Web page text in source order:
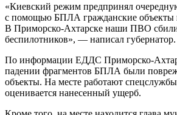
«Киевский режим предпринял
с помощью БПЛА гражданские объекты
В Приморско-Ахтарске наши ПВО сбили
беспилотников», — написал губернатор.
По информации ЕДДС Приморско-
падении фрагментов БПЛА были
объекты. На месте работают
оценивается нанесенный ущерб.